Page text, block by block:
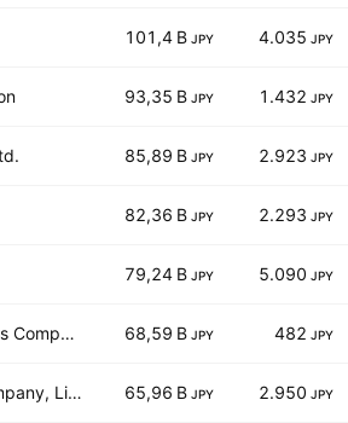
101,4 B JPY 4.035 JPY
93,35 B JPY 1.432 JPY
85,89 B JPY 2.923 JPY
82,36 B JPY 2.293 JPY
79,24 B JPY 5.090 JPY
Nippon Sheet Glass Company, Limited 68,59 B JPY 482 JPY
Foster Electric Company, Limited 65,96 B JPY 2.950 JPY